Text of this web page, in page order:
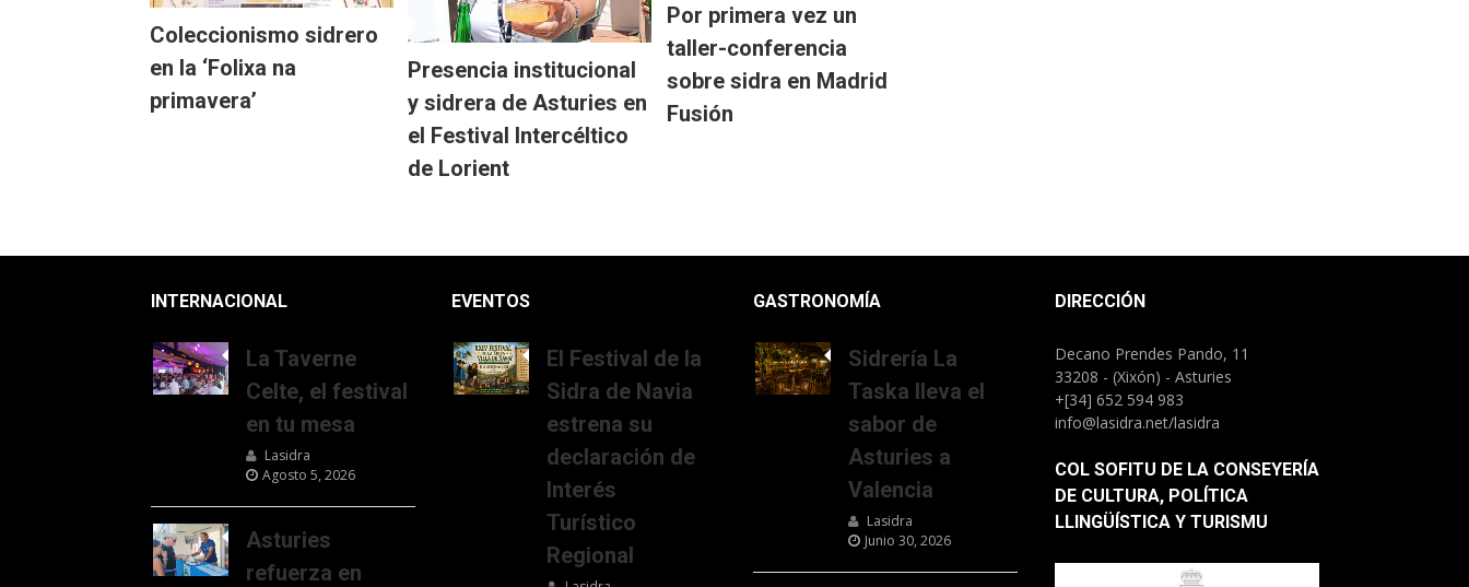
Coleccionismo sidrero
en la ‘Folixa na
primavera’
Presencia institucional
y sidrera de Asturies en
el Festival Intercéltico
de Lorient
Por primera vez un
taller-conferencia
sobre sidra en Madrid
Fusión
INTERNACIONAL
La Taverne
Celte, el festival
en tu mesa
Lasidra
Agosto 5, 2026
Asturies
refuerza en
EVENTOS
El Festival de la
Sidra de Navia
estrena su
declaración de
Interés
Turístico
Regional
GASTRONOMÍA
Sidrería La
Taska lleva el
sabor de
Asturies a
Valencia
Lasidra
Junio 30, 2026
DIRECCIÓN
Decano Prendes Pando, 11
33208 - (Xixón) - Asturies
+[34] 652 594 983
info@lasidra.net/lasidra
COL SOFITU DE LA CONSEYERÍA
DE CULTURA, POLÍTICA
LLINGÜÍSTICA Y TURISMU